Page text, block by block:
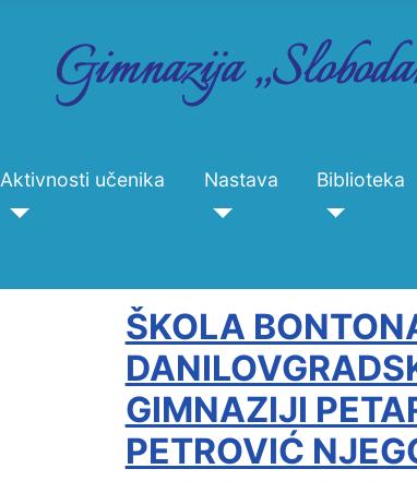
Aktivnosti učenika Nastava Biblioteka
ŠKOLA
GIMNAZIJI
PETROVIĆ